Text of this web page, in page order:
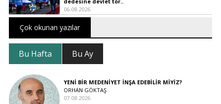
06.08.2026
Çok okunan yazılar
Bu Hafta Bu Ay
YENİ BİR MEDENİYET İNŞA EDEBİLİR MİYİZ?
ORHAN GÖKTAŞ
07.08.2026